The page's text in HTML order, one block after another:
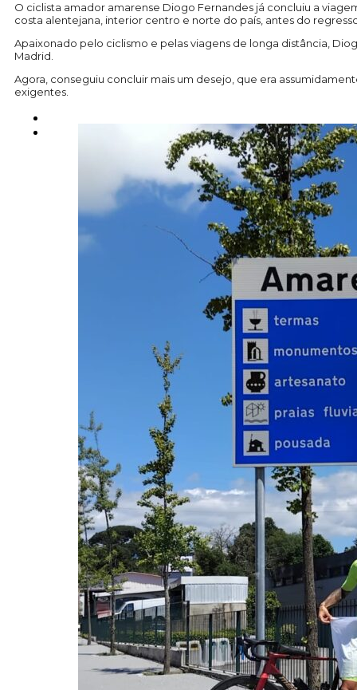
O ciclista amador amarense Diogo Fernandes já concluiu a
costa alentejana, interior centro e norte do país, antes do
Apaixonado pelo ciclismo e pelas viagens de longa distância,
Madrid.
Agora, conseguiu concluir mais um desejo, que era
exigentes.